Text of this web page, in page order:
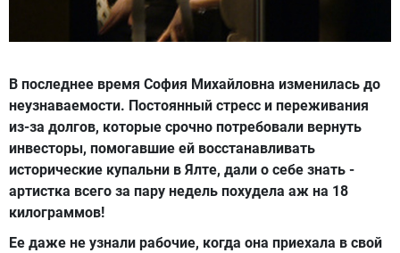
В последнее время София Михайловна изменилась до
неузнаваемости. Постоянный стресс и переживания
из-за долгов, которые срочно потребовали вернуть
инвесторы, помогавшие ей восстанавливать
исторические купальни в Ялте, дали о себе знать -
артистка всего за пару недель похудела аж на 18
килограммов!
Ее даже не узнали рабочие, когда она приехала в свой